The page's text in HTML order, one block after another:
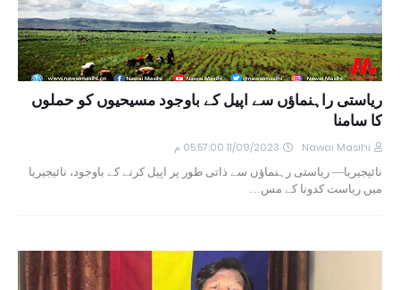
ریاستی راہنماؤں سے اپیل کے باوجود مسیحیوں کو حملوں
کا سامنا
Nawai Masihi 11/09/2023 05:57:00 م
نائیجیریا— ریاستی رہنماؤں سے ذاتی طور پر اپیل کرنے کے باوجود، نائیجیریا
میں ریاست کدونا کے مس…